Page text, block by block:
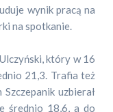
wynik pracą na
na spotkanie.
który w 16
21,3. Trafia też
uzbierał
średnio 18,6, a do